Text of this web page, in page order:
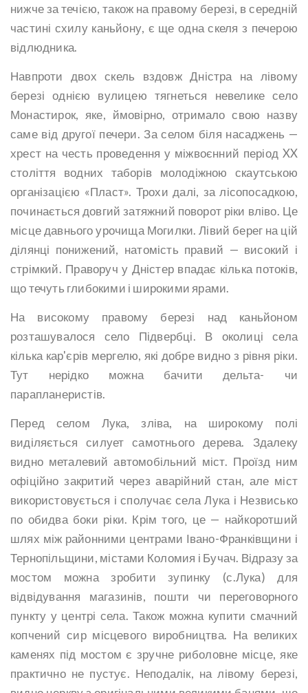
нижче за течією, також на правому березі, в середній
частині схилу каньйону, є ще одна скеля з печерою
відлюдника.
Навпроти двох скель вздовж Дністра на лівому
березі однією вулицею тягнеться невелике село
Монастирок, яке, ймовірно, отримало свою назву
саме від другої печери. За селом біля насаджень —
хрест на честь проведення у міжвоєнний період XX
століття водних таборів молодіжною скаутською
організацією «Пласт». Трохи далі, за лісопосадкою,
починається довгий затяжний поворот ріки вліво. Це
місце давнього урочища Могилки. Лівий берег на цій
ділянці понижений, натомість правий — високий і
стрімкий. Праворуч у Дністер впадає кілька потоків,
що течуть глибокими і широкими ярами.
На високому правому березі над каньйоном
розташувалося село Підвербці. В околиці села
кілька кар'єрів мергелю, які добре видно з рівня ріки.
Тут нерідко можна бачити дельта- чи
парапланеристів.
Перед селом Лука, зліва, на широкому полі
виділяється силует самотнього дерева. Здалеку
видно металевий автомобільний міст. Проїзд ним
офіційно закритий через аварійний стан, але міст
використовується і сполучає села Лука і Незвисько
по обидва боки ріки. Крім того, це — найкоротший
шлях між районними центрами Івано-Франківщини і
Тернопільщини, містами Коломия і Бучач. Відразу за
мостом можна зробити зупинку (с.Лука) для
відвідування магазинів, пошти чи переговорного
пункту у центрі села. Також можна купити смачний
копчений сир місцевого виробництва. На великих
каменях під мостом є зручне риболовне місце, яке
практично не пустує. Неподалік, на лівому березі,